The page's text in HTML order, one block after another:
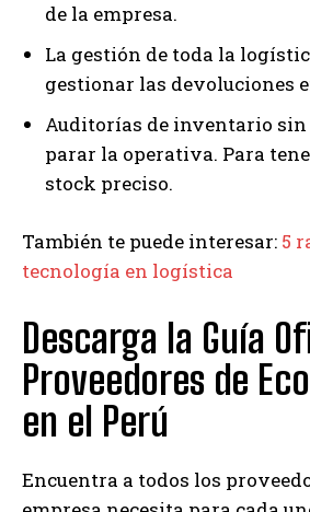
de la empresa.
La gestión de toda la
gestionar las devoluciones
Auditorías de inventario sin
parar la operativa. Para
stock preciso.
También te puede interesar: 5
tecnología en logística
Descarga la Guía
Proveedores de
en el Perú
Encuentra a todos los